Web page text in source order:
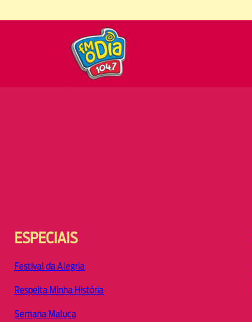
ESPECIAIS
Festival da Alegria
Respeita Minha História
Semana Maluca